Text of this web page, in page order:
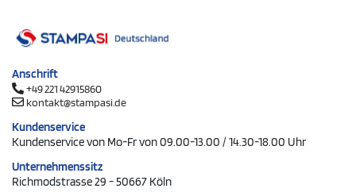
Anschrift
+49 221 42915860
kontakt@stampasi.de
Kundenservice
Kundenservice von Mo-Fr von 09.00-13.00 / 14.30-18.00 Uhr
Unternehmenssitz
Richmodstrasse 29 - 50667 Köln